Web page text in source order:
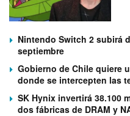
Nintendo Switch 2 subirá
septiembre
Gobierno de Chile quiere
donde se intercepten las
SK Hynix invertirá 38.100
dos fábricas de DRAM y